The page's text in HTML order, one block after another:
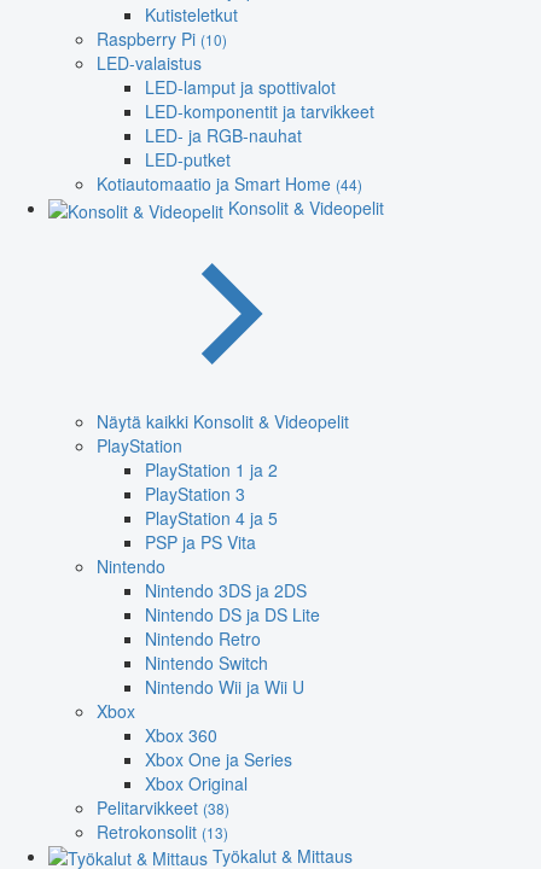
Kutisteletkut
Raspberry Pi (10)
LED-valaistus
LED-lamput ja spottivalot
LED-komponentit ja tarvikkeet
LED- ja RGB-nauhat
LED-putket
Kotiautomaatio ja Smart Home (44)
Konsolit & Videopelit
Näytä kaikki Konsolit & Videopelit
PlayStation
PlayStation 1 ja 2
PlayStation 3
PlayStation 4 ja 5
PSP ja PS Vita
Nintendo
Nintendo 3DS ja 2DS
Nintendo DS ja DS Lite
Nintendo Retro
Nintendo Switch
Nintendo Wii ja Wii U
Xbox
Xbox 360
Xbox One ja Series
Xbox Original
Pelitarvikkeet (38)
Retrokonsolit (13)
Työkalut & Mittaus